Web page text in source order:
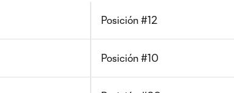
Posición #12
Posición #10